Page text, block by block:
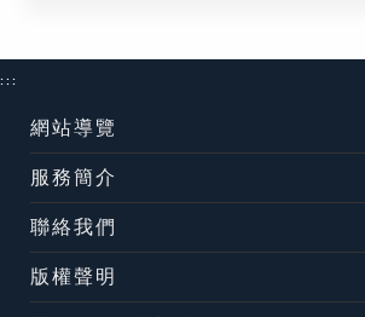
:::
網站導覽
服務簡介
聯絡我們
版權聲明